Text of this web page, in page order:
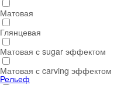
Матовая
Глянцевая
Матовая с sugar эффектом
Матовая с carving эффектом
Рельеф